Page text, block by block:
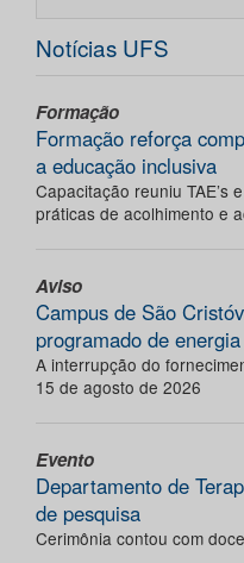
Notícias UFS
Formação
Formação reforça
a educação inclusiva
Capacitação reuniu TAE’s
práticas de acolhimento e
Aviso
Campus de São
programado de
A interrupção do
15 de agosto de 2026
Evento
Departamento de
de pesquisa
Cerimônia contou com